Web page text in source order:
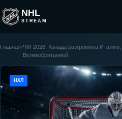
NHL
STREAM
Главная›ЧМ-2026: Канада разгромила Италию,
Великобританией
НХЛ